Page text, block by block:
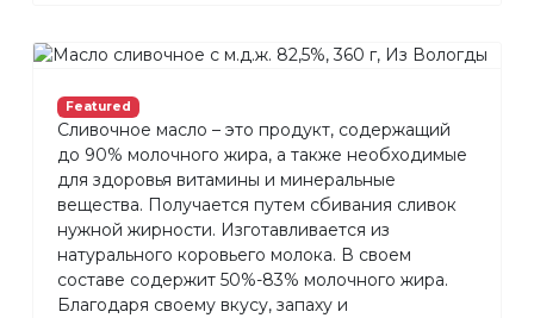
Featured
Сливочное масло – это продукт, содержащий
до 90% молочного жира, а также необходимые
для здоровья витамины и минеральные
вещества. Получается путем сбивания сливок
нужной жирности. Изготавливается из
натурального коровьего молока. В своем
составе содержит 50%-83% молочного жира.
Благодаря своему вкусу, запаху и